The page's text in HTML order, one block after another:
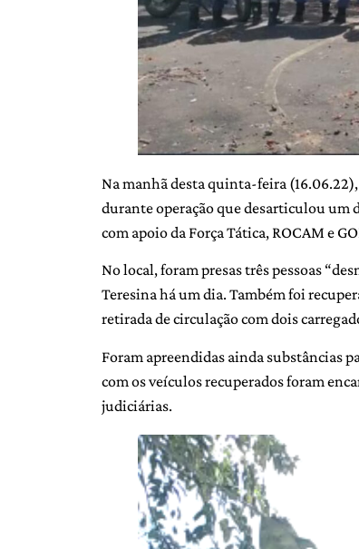
Na manhã desta quinta-feira
durante operação que desarticulou um
com apoio da Força Tática, ROCAM e
No local, foram presas três pessoas
Teresina há um dia. Também foi
retirada de circulação com dois
Foram apreendidas ainda substâncias
com os veículos recuperados foram
judiciárias.